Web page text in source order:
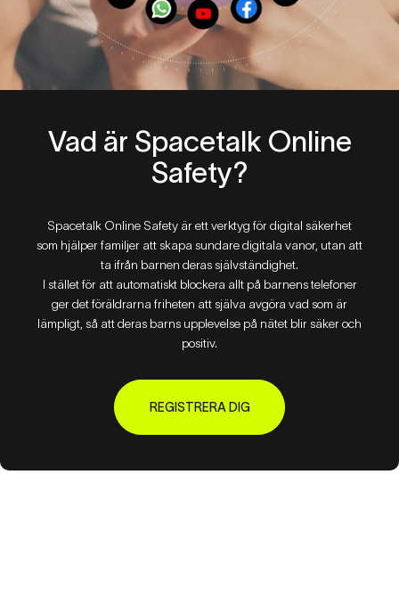
Vad är Spacetalk Online
Safety?
Spacetalk Online Safety är ett verktyg för digital säkerhet
som hjälper familjer att skapa sundare digitala vanor, utan att
ta ifrån barnen deras självständighet.
I stället för att automatiskt blockera allt på barnens telefoner
ger det föräldrarna friheten att själva avgöra vad som är
lämpligt, så att deras barns upplevelse på nätet blir säker och
positiv.
REGISTRERA DIG